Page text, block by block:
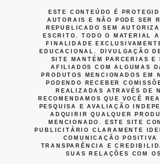
ESTE CONTEÚDO É
AUTORAIS E NÃO PODE SER
REPUBLICADO SEM
ESCRITO. TODO O MATERIAL
FINALIDADE
EDUCACIONAL.
DIVULGAÇÃO
SITE MANTÉM PARCERIAS E
AFILIADOS COM ALGUMAS
PRODUTOS MENCIONADOS EM
PODENDO RECEBER
REALIZADAS ATRAVÉS DE
RECOMENDAMOS QUE VOCÊ
PESQUISA E AVALIAÇÃO
ADQUIRIR QUALQUER
MENCIONADO. ESTE SITE
PUBLICITÁRIO CLARAMENTE
COMUNICAÇÃO POSITIVA
TRANSPARÊNCIA E
SUAS RELAÇÕES COM